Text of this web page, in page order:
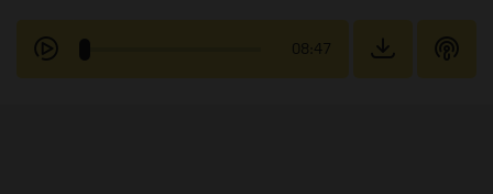
MITMACHEN
08:47